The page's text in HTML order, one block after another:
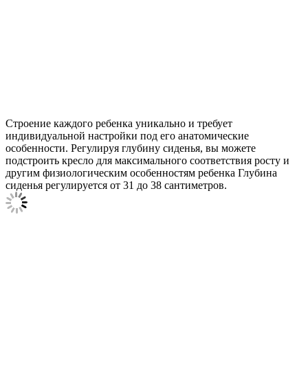
Строение каждого ребенка уникально и требует
индивидуальной настройки под его анатомические
особенности. Регулируя глубину сиденья, вы можете
подстроить кресло для максимального соответствия росту и
другим физиологическим особенностям ребенка Глубина
сиденья регулируется от 31 до 38 сантиметров.